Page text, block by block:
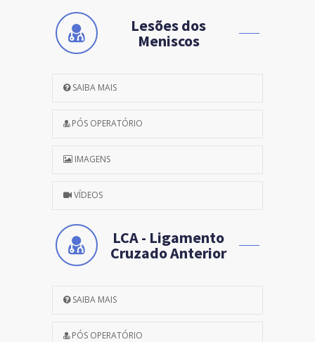
Lesões dos
Meniscos
SAIBA MAIS
PÓS OPERATÓRIO
IMAGENS
VÍDEOS
LCA - Ligamento
Cruzado Anterior
SAIBA MAIS
PÓS OPERATÓRIO